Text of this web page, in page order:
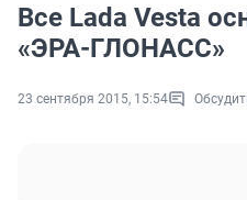
Все Lada Vesta
«ЭРА-ГЛОНАСС»
23 сентября 2015, 15:54